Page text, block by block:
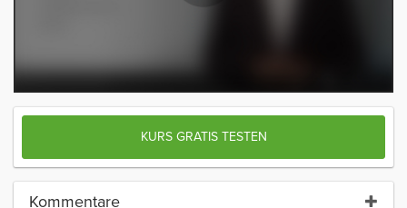
KURS GRATIS TESTEN
Kommentare